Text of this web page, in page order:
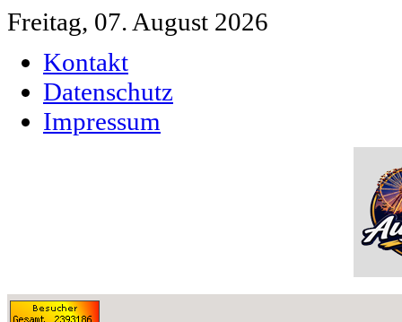
Freitag, 07. August 2026
Kontakt
Datenschutz
Impressum